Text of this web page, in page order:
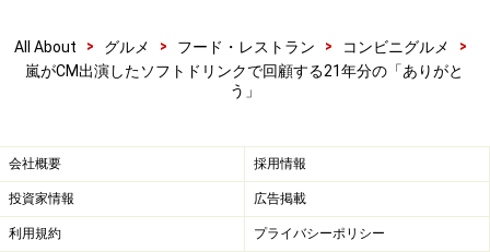
All About > グルメ > フード・レストラン > コンビニグルメ
>
嵐がCM出演したソフトドリンクで回顧する21年分の「ありがと
う」
会社概要 採用情報
投資家情報 広告掲載
利用規約 プライバシーポリシー